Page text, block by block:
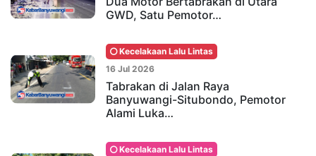
GWD, Satu Pemotor…
Kecelakaan Lalu Lintas
16 Jul 2026
Tabrakan di Jalan Raya
Banyuwangi-Situbondo, Pemotor
Alami Luka…
Kecelakaan Lalu Lintas